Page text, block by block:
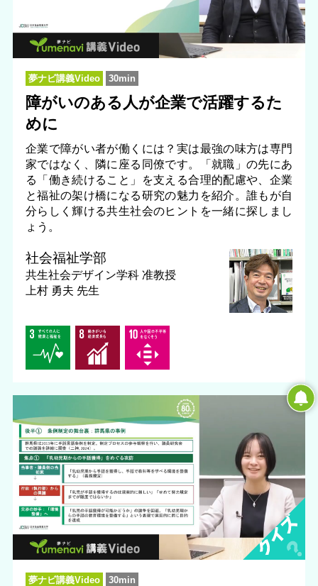
夢ナビ講義Video 30min
障がいのある人が企業で活躍するた
めに
企業で障がい者が働くには？実は最強の味方は専門
家ではなく、隣に座る同僚です。「就職」の先にあ
る「働き続けること」を支える合理的配慮や、企業
と福祉の架け橋になる研究の魅力を紹介。誰もが自
分らしく輝ける共生社会のヒントを一緒に探しまし
ょう。
社会福祉学部
共生社会デザイン学科 准教授
上村 勇夫 先生
夢ナビ講義Video 30min